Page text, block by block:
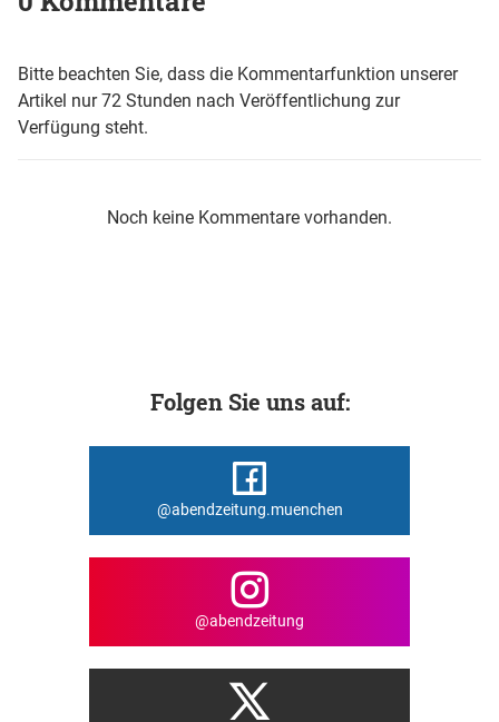
Bitte beachten Sie, dass die Kommentarfunktion unserer
Artikel nur 72 Stunden nach Veröffentlichung zur
Verfügung steht.
Noch keine Kommentare vorhanden.
Folgen Sie uns auf:
@abendzeitung.muenchen
@abendzeitung